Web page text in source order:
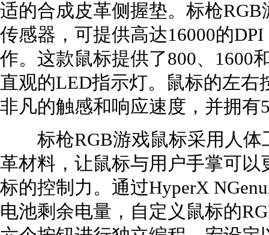
适的合成皮革侧握垫。标枪
传感器，可提供高达16000的
作。这款鼠标提供了800、1600
直观的LED指示灯。鼠标的左右
非凡的触感和响应速度，并拥有
标枪RGB游戏鼠标采用人体
革材料，让鼠标与用户手掌可
标的控制力。通过HyperX
电池剩余电量，自定义鼠标的